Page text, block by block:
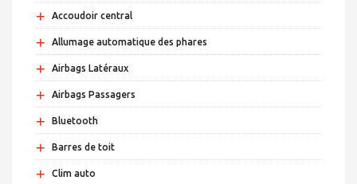
+ Accoudoir central
+ Allumage automatique des phares
+ Airbags Latéraux
+ Airbags Passagers
+ Bluetooth
+ Barres de toit
+ Clim auto